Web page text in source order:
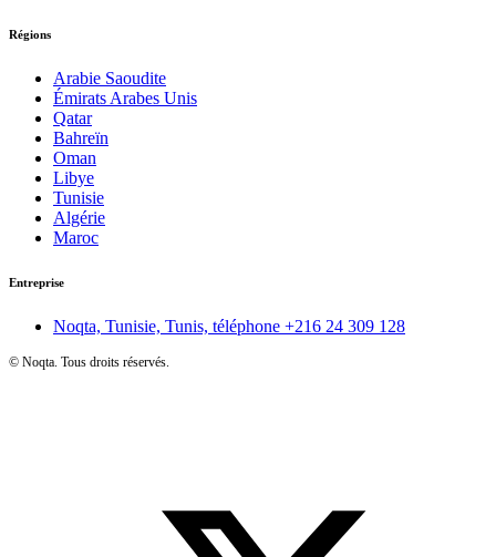
Régions
Arabie Saoudite
Émirats Arabes Unis
Qatar
Bahreïn
Oman
Libye
Tunisie
Algérie
Maroc
Entreprise
Noqta, Tunisie, Tunis, téléphone +216 24 309 128
© Noqta. Tous droits réservés.